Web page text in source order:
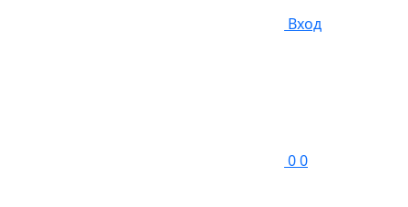
Вход
00